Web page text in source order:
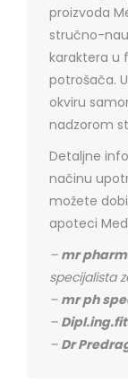
proizvoda
stručno-
karaktera u
potrošača.
okviru
nadzorom
Detaljne
načinu
možete
apoteci
– mr
specijalista
– mr ph
–
– Dr